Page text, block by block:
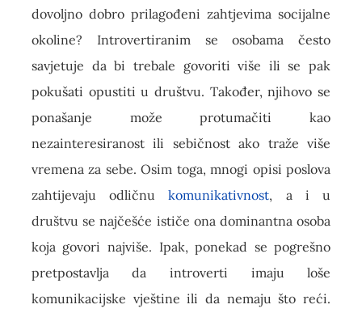
dovoljno dobro prilagođeni zahtjevima socijalne
okoline? Introvertiranim se osobama često
savjetuje da bi trebale govoriti više ili se pak
pokušati opustiti u društvu. Također, njihovo se
ponašanje može protumačiti kao
nezainteresiranost ili sebičnost ako traže više
vremena za sebe. Osim toga, mnogi opisi poslova
zahtijevaju odličnukomunikativnost, a i u
društvu se najčešće ističe ona dominantna osoba
koja govori najviše. Ipak, ponekad se pogrešno
pretpostavlja da introverti imaju loše
komunikacijske vještine ili da nemaju što reći.